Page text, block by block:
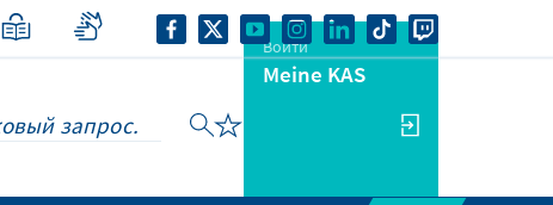
Войти
Meine KAS